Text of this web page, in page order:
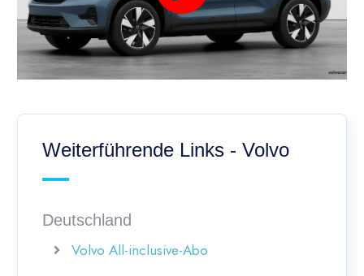
Weiterführende Links - Volvo
Deutschland
Volvo All-inclusive-Abo